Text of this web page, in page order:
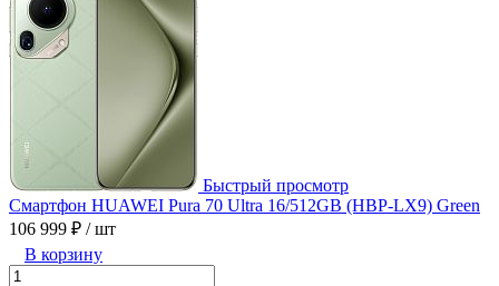
Быстрый просмотр
Смартфон HUAWEI Pura 70 Ultra 16/512GB (HBP-LX9) Green
106 999 ₽ / шт
В корзину